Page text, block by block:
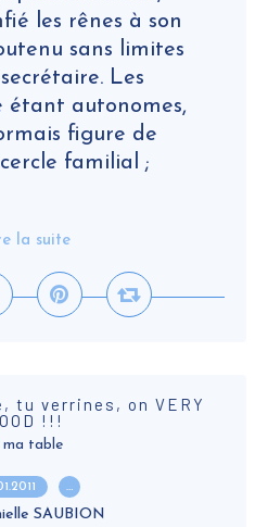
les rênes à son
sans limites
Les
étant autonomes,
figure de
familial ;
la suite
tu verrines, on VERY
!!!
ma table
…
SAUBION